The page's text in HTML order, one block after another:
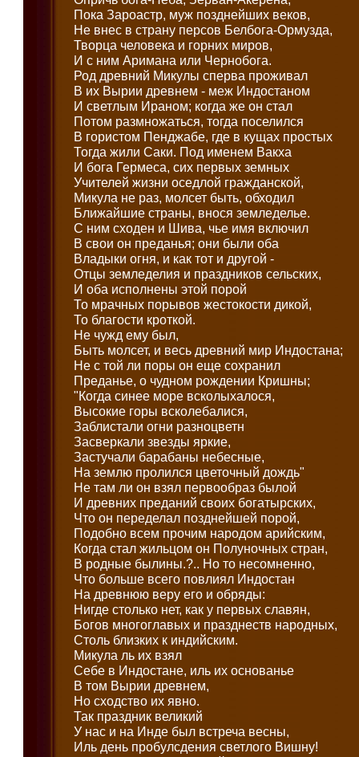
Пока Зароастр, муж позднейших веков,
Не внес в страну персов Белбога-Ормузда,
Творца человека и горних миров,
И с ним Аримана или Чернобога.
Род древний Микулы сперва проживал
В их Вырии древнем - меж Индостаном
И светлым Ираном; когда же он стал
Потом размножаться, тогда поселился
В гористом Пенджабе, где в кущах простых
Тогда жили Саки. Под именем Вакха
И бога Гермеса, сих первых земных
Учителей жизни оседлой гражданской,
Микула не раз, молсет быть, обходил
Ближайшие страны, внося земледелье.
С ним сходен и Шива, чье имя включил
В свои он преданья; они были оба
Владыки огня, и как тот и другой -
Отцы земледелия и праздников сельских,
И оба исполнены этой порой
То мрачных порывов жестокости дикой,
То благости кроткой.
Не чужд ему был,
Быть молсет, и весь древний мир Индостана;
Не с той ли поры он еще сохранил
Преданье, о чудном рождении Кришны;
"Когда синее море всколыхалося,
Высокие горы всколебалися,
Заблистали огни разноцветн
Засверкали звезды яркие,
Застучали барабаны небесные,
На землю пролился цветочный дождь"
Не там ли он взял первообраз былой
И древних преданий своих богатырских,
Что он переделал позднейшей порой,
Подобно всем прочим народом арийским,
Когда стал жильцом он Полуночных стран,
В родные былины.?.. Но то несомненно,
Что больше всего повлиял Индостан
На древнюю веру его и обряды:
Нигде столько нет, как у первых славян,
Богов многоглавых и празднеств народных,
Столь близких к индийским.
Микула ль их взял
Себе в Индостане, иль их основанье
В том Вырии древнем,
Но сходство их явно.
Так праздник великий
У нас и на Инде был встреча весны,
Иль день пробулсдения светлого Вишну!